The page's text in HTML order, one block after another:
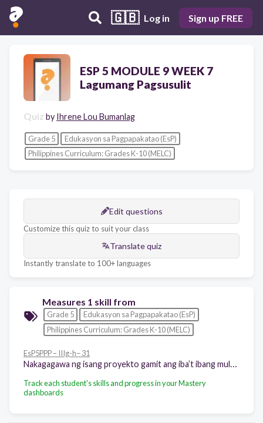
🇬🇧 Log in Sign up FREE
ESP 5 MODULE 9 WEEK 7
Lagumang Pagsusulit
Quiz by Ihrene Lou Bumanlag
Grade 5
Edukasyon sa Pagpapakatao (EsP)
Philippines Curriculum: Grades K-10 (MELC)
Edit questions
Customize this quiz to suit your class
Translate quiz
Instantly translate to 100+ languages
Measures 1 skill from
Grade 5
Edukasyon sa Pagpapakatao (EsP)
Philippines Curriculum: Grades K-10 (MELC)
EsP5PPP – IIIg-h– 31
Track each student's skills and progress in your Mastery
dashboards